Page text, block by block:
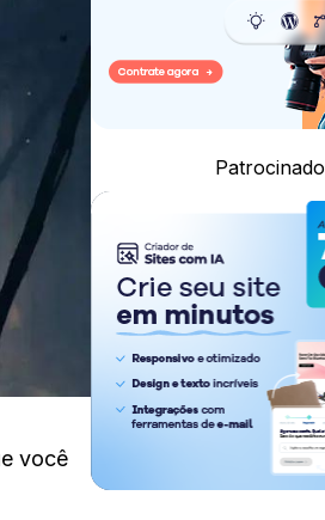
você
Patrocinado